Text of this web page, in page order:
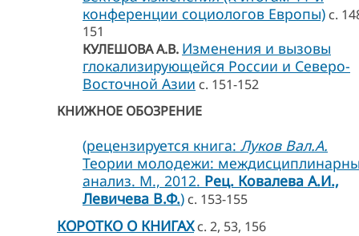
конференции социологов Европы)с.
151
КУЛЕШОВА А.В. Изменения и вызовы
глокализирующейся России и Северо-
Восточной Азии с. 151-152
КНИЖНОЕ ОБОЗРЕНИЕ
(рецензируется книга: Луков Вал.А.
Теории молодежи:
анализ. М., 2012. Рец. Ковалева А.И.,
Левичева В.Ф.)с. 153-155
КОРОТКО О КНИГАХс. 2, 53, 156